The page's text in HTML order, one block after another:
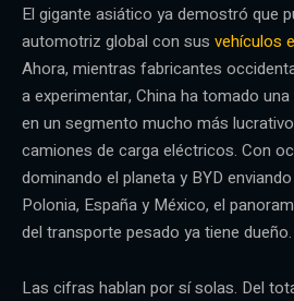
El gigante asiático ya demostró que
automotriz global con sus vehículos
Ahora, mientras fabricantes
a experimentar, China ha tomado
en un segmento mucho más
camiones de carga eléctricos. Con
dominando el planeta y BYD
Polonia, España y México, el
del transporte pesado ya tiene dueño.
Las cifras hablan por sí solas. Del